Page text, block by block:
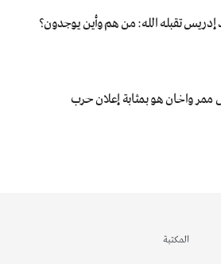
تقبله الله: من هم وأين يوجدون؟
واخان هو بمثابة إعلان حرب
المكتبة